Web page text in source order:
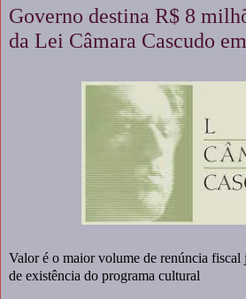
Governo destina R$ 8
da Lei Câmara Cascudo
Valor é o maior volume de renúncia fiscal
de existência do programa cultural